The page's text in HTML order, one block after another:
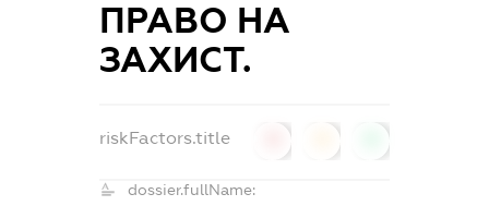
ПРАВО НА
ЗАХИСТ.
riskFactors.title
dossier.fullName: